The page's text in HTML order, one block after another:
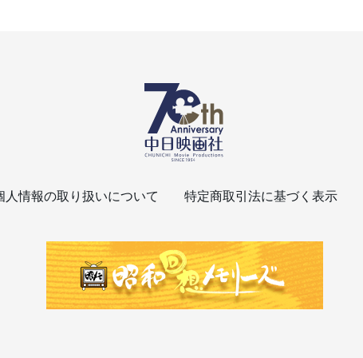
人情報の取り扱いについて 特定商取引法に基づく表示